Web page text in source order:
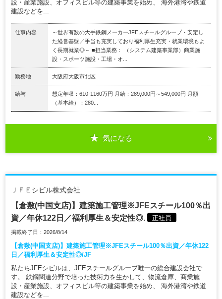
設・産業施設、オフィスビル等の建築事業を始め、 海外港湾や鉄道
建設などを...
仕事内容
～世界有数の大手鉄鋼メーカーJFEスチールグループ・安定し
た経営基盤／手当も充実しており福利厚生充実・就業環境もよ
く長期就業◎～ ■担当業務： （システム建築事業部）商業施
設・スポーツ施設・工場・オ...
勤務地 大阪府大阪市北区
給与
想定年収：610-1160万円 月給：289,000円～549,000円 月額
（基本給）：280...
気になる
ＪＦＥシビル株式会社
【倉敷(中国支店)】建築施工管理※JFEスチール100％出
資／年休122日／福利厚生＆安定性◎.
正社員
掲載終了日：2026/8/14
【倉敷(中国支店)】建築施工管理※JFEスチール100％出資／年休122
日／福利厚生＆安定性◎/JF
私たちJFEシビルは、JFEスチールグループ唯一の総合建設会社で
す。 鉄鋼関連分野で培った技術力を生かして、物流倉庫、商業施
設・産業施設、オフィスビル等の建築事業を始め、 海外港湾や鉄道
建設などを...